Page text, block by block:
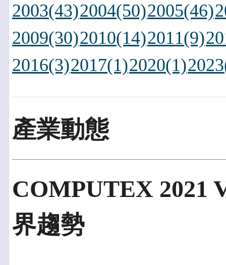
2003(43)2004(50)2005(46)
2009(30)2010(14)2011(9)
2016(3)2017(1)2020(1)
產業動態
COMPUTEX 2021
界趨勢